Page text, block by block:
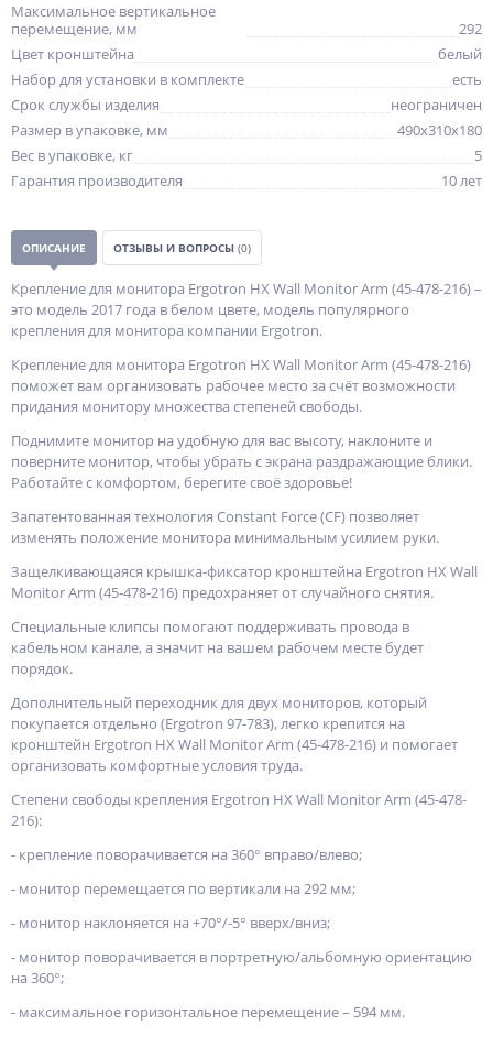
Максимальное вертикальное
перемещение, мм
292
Цвет кронштейна
белый
Набор для установки в комплекте
есть
Срок службы изделия
неограничен
Размер в упаковке, мм
490x310x180
Вес в упаковке, кг
5
Гарантия производителя
10 лет
ОПИСАНИЕ ОТЗЫВЫ И ВОПРОСЫ (0)
Крепление для монитора Ergotron HX Wall Monitor Arm (45-478-216) –
это модель 2017 года в белом цвете, модель популярного
крепления для монитора компании Ergotron.
Крепление для монитора Ergotron HX Wall Monitor Arm (45-478-216)
поможет вам организовать рабочее место за счёт возможности
придания монитору множества степеней свободы.
Поднимите монитор на удобную для вас высоту, наклоните и
поверните монитор, чтобы убрать с экрана раздражающие блики.
Работайте с комфортом, берегите своё здоровье!
Запатентованная технология Constant Force (CF) позволяет
изменять положение монитора минимальным усилием руки.
Защелкивающаяся крышка-фиксатор кронштейна Ergotron HX Wall
Monitor Arm (45-478-216) предохраняет от случайного снятия.
Специальные клипсы помогают поддерживать провода в
кабельном канале, а значит на вашем рабочем месте будет
порядок.
Дополнительный переходник для двух мониторов, который
покупается отдельно (Ergotron 97-783), легко крепится на
кронштейн Ergotron HX Wall Monitor Arm (45-478-216) и помогает
организовать комфортные условия труда.
Степени свободы крепления Ergotron HX Wall Monitor Arm (45-478-
216):
- крепление поворачивается на 360° вправо/влево;
- монитор перемещается по вертикали на 292 мм;
- монитор наклоняется на +70°/-5° вверх/вниз;
- монитор поворачивается в портретную/альбомную ориентацию
на 360°;
- максимальное горизонтальное перемещение – 594 мм.